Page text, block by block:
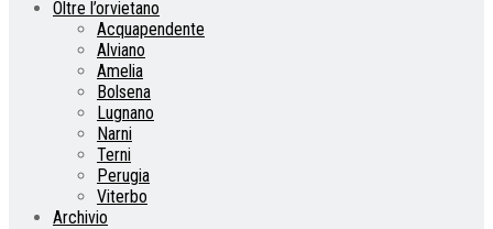
Oltre l’orvietano
Acquapendente
Alviano
Amelia
Bolsena
Lugnano
Narni
Terni
Perugia
Viterbo
Archivio